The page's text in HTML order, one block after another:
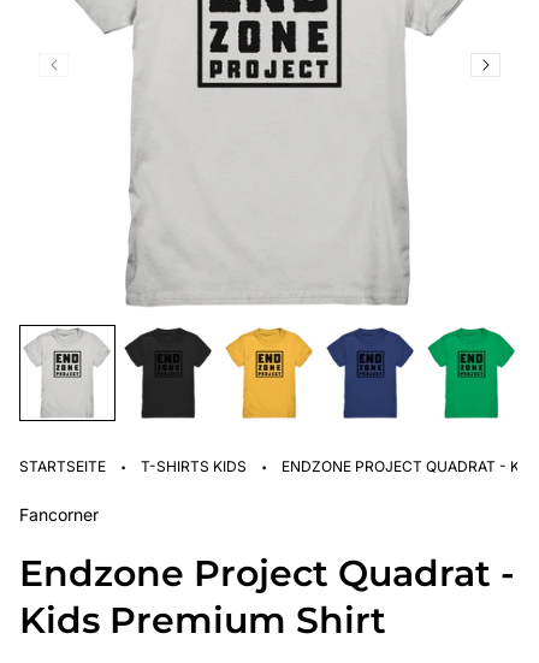
STARTSEITE · T-SHIRTS KIDS · ENDZONE PROJECT QUADRAT -
Fancorner
Endzone Project Quadrat -
Kids Premium Shirt